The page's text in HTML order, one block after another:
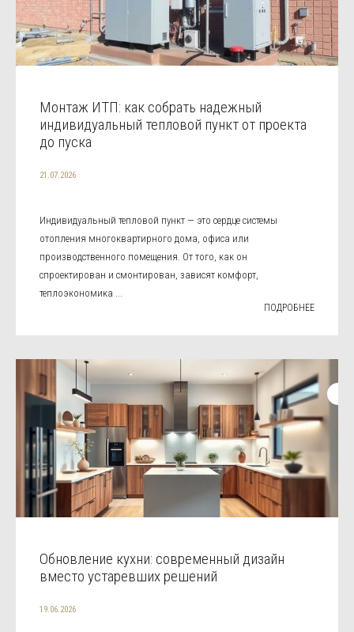
Монтаж ИТП: как собрать надежный
индивидуальный тепловой пункт от проекта
до пуска
21.07.2026
Индивидуальный тепловой пункт — это сердце системы
отопления многоквартирного дома, офиса или
производственного помещения. От того, как он
спроектирован и смонтирован, зависят комфорт,
теплоэкономика ...
ПОДРОБНЕЕ
Обновление кухни: современный дизайн
вместо устаревших решений
19.06.2026